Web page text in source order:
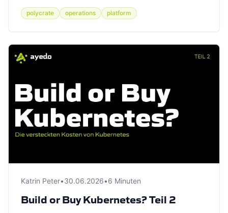
polycrate operations platform
Katrin Peter•30.06.2026•6 Minuten
Build or Buy Kubernetes? Teil 2